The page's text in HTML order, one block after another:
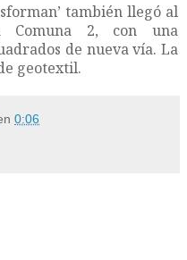
también llegó al
2, con una
de nueva vía. La
geotextil.
0:06